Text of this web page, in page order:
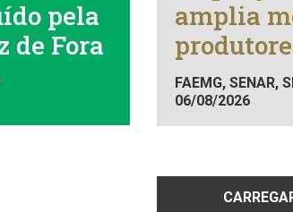
pela
de Fora
amplia
FAEMG, SENAR,
06/08/2026